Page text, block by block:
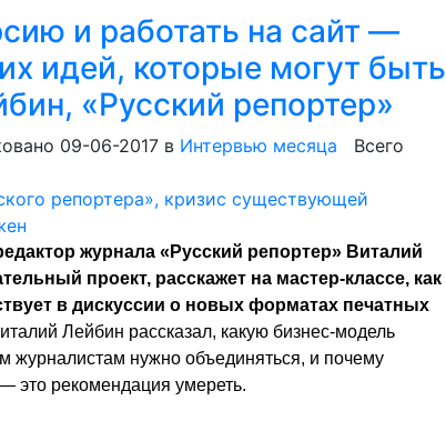
и работать на сайт —
идей, которые могут быть
«Русский репортер»
09-06-2017 в Интервью месяца Всего
журнала «Русский репортер» Виталий
проект, расскажет на мастер-классе, как
в дискуссии о новых форматах печатных
Лейбин рассказал, какую бизнес-модель
журналистам нужно объединяться, и почему
это рекомендация умереть.